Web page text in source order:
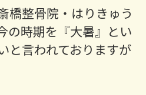
整骨院・はりきゅう
時期を『大暑』とい
と言われておりますが